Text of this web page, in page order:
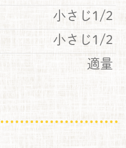
小さじ1/2
小さじ1/2
適量